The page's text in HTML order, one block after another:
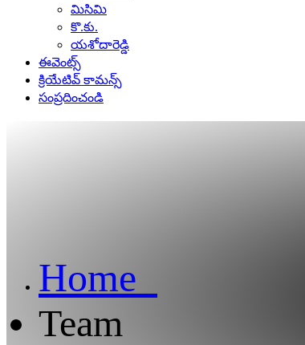
మిసిమి
కొ.కు.
యశోదారెడ్డి
ఈవెంట్స్
క్రియేటివ్ కామన్స్
సంప్రదించండి
Home
Team